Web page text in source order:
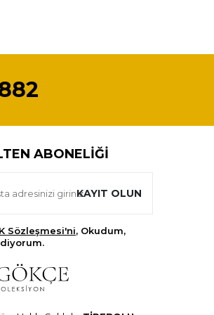
ABONELIĞI
KAYIT OLUN
Sözleşmesi'ni, Okudum,